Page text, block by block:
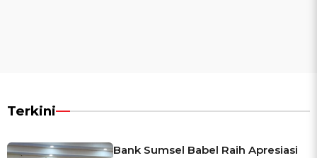
Terkini
Bank Sumsel Babel Raih Apresiasi